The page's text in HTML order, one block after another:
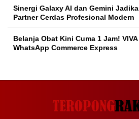
Sinergi Galaxy AI dan Gemini
Partner Cerdas Profesional Modern
Belanja Obat Kini Cuma 1 Jam!
WhatsApp Commerce Express